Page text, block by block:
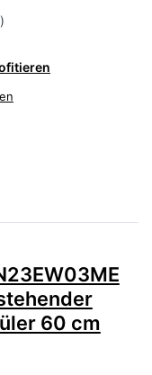
Produkt liegen
60 cm